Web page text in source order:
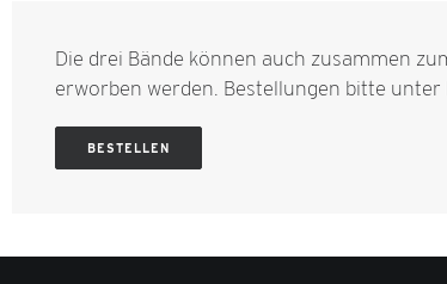
Die drei Bände können auch zusammen
erworben werden. Bestellungen bitte unter
BESTELLEN